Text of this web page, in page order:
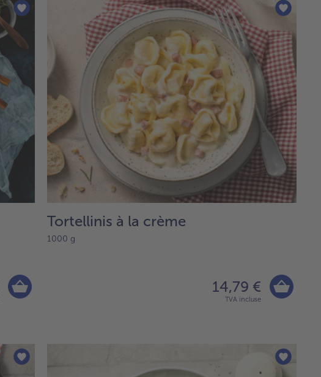
Tortellinis à la crème
1000 g
14,79 €
TVA incluse